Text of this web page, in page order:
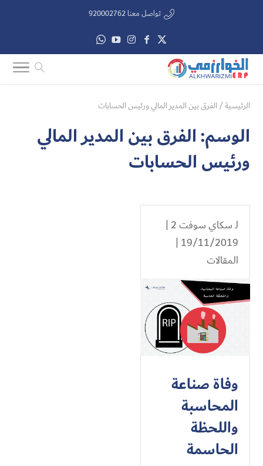
تواصل معنا 920002762
الرئيسية/ الفرق بين المدير المالي ورئيس الحسابات
الوسم:الفرق بين المدير المالي
ورئيس الحسابات
لـسكاي سوفت 2
|
19/11/2019 |
المقالات
وفاة صناعة
المحاسبة
واللحظة
الحاسمة